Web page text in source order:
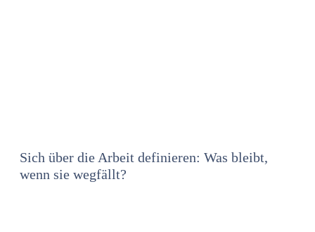
Sich über die Arbeit definieren: Was bleibt,
wenn sie wegfällt?